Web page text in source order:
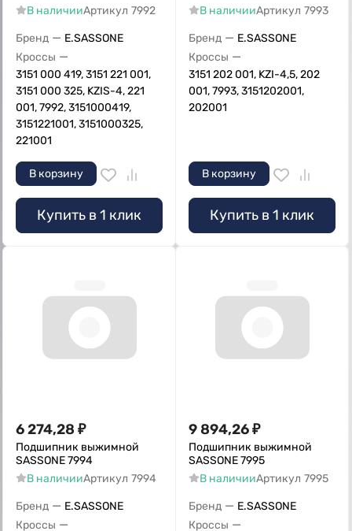
В наличииАртикул 7992
Бренд — E.SASSONE
Кроссы —
3151 000 419, 3151 221 001,
3151 000 325, KZIS-4, 221
001, 7992, 3151000419,
3151221001, 3151000325,
221001
В корзину
Купить в 1 клик
В наличииАртикул 7993
Бренд — E.SASSONE
Кроссы —
3151 202 001, KZI-4,5, 202
001, 7993, 3151202001,
202001
В корзину
Купить в 1 клик
6 274,28 ₽
Подшипник выжимной
SASSONE 7994
В наличииАртикул 7994
Бренд — E.SASSONE
Кроссы —
9 894,26₽
Подшипник выжимной
SASSONE 7995
В наличииАртикул 7995
Бренд — E.SASSONE
Кроссы —